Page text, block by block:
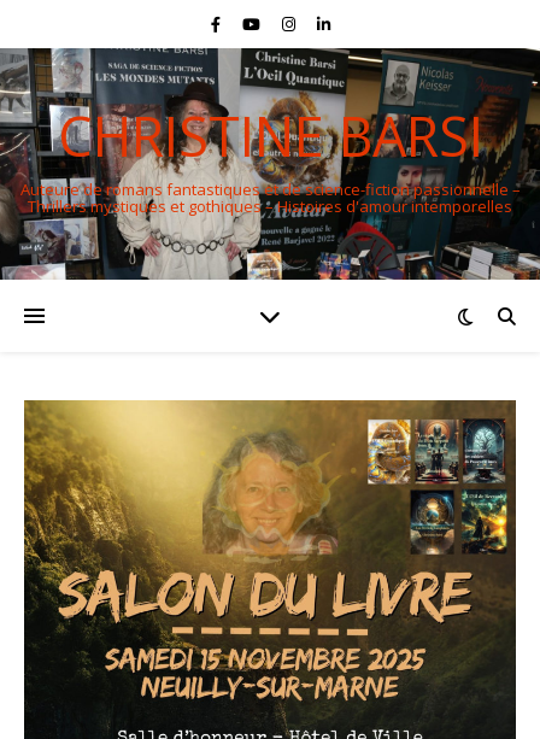
CHRISTINE BARSI
Auteure de romans fantastiques et de science-fiction passionnelle –
Thrillers mystiques et gothiques – Histoires d'amour intemporelles